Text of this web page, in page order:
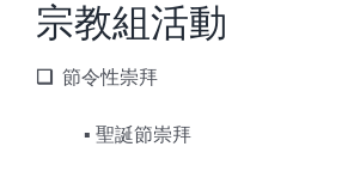
宗教組活動
❑ 節令性崇拜
▪︎ 聖誕節崇拜